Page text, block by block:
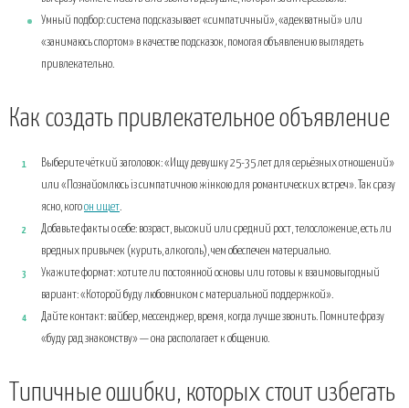
Умный подбор: система подсказывает «симпатичный», «адекватный» или
«занимаюсь спортом» в качестве подсказок, помогая объявлению выглядеть
привлекательно.
Как создать привлекательное объявление
Выберите чёткий заголовок: «Ищу девушку 25-35 лет для серьёзных отношений»
или «Познайомлюсь із симпатичною жінкою для романтических встреч». Так сразу
ясно, когоон ищет.
Добавьте факты о себе: возраст, высокий или средний рост, телосложение, есть ли
вредных привычек (курить, алкоголь), чем обеспечен материально.
Укажите формат: хотите ли постоянной основы или готовы к взаимовыгодный
вариант: «Которой буду любовником с материальной поддержкой».
Дайте контакт: вайбер, мессенджер, время, когда лучше звонить. Помните фразу
«буду рад знакомству» — она располагает к общению.
Типичные ошибки, которых стоит избегать